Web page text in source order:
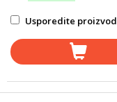
Usporedite proizvod